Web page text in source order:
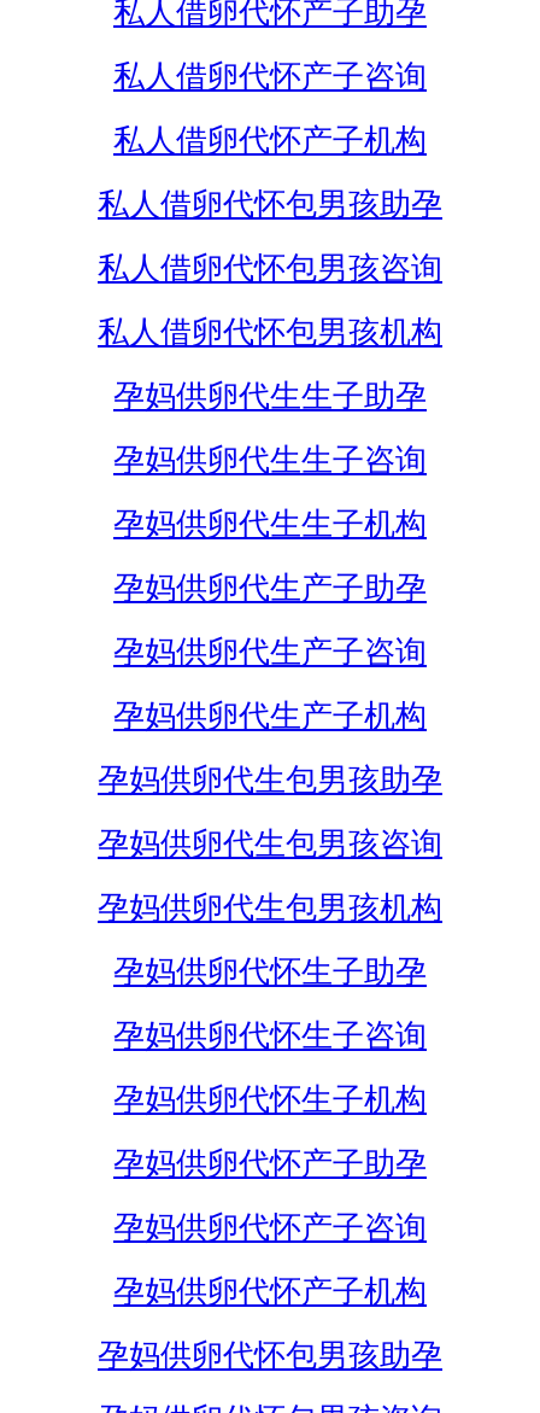
私人借卵代怀产子助孕
私人借卵代怀产子咨询
私人借卵代怀产子机构
私人借卵代怀包男孩助孕
私人借卵代怀包男孩咨询
私人借卵代怀包男孩机构
孕妈供卵代生生子助孕
孕妈供卵代生生子咨询
孕妈供卵代生生子机构
孕妈供卵代生产子助孕
孕妈供卵代生产子咨询
孕妈供卵代生产子机构
孕妈供卵代生包男孩助孕
孕妈供卵代生包男孩咨询
孕妈供卵代生包男孩机构
孕妈供卵代怀生子助孕
孕妈供卵代怀生子咨询
孕妈供卵代怀生子机构
孕妈供卵代怀产子助孕
孕妈供卵代怀产子咨询
孕妈供卵代怀产子机构
孕妈供卵代怀包男孩助孕